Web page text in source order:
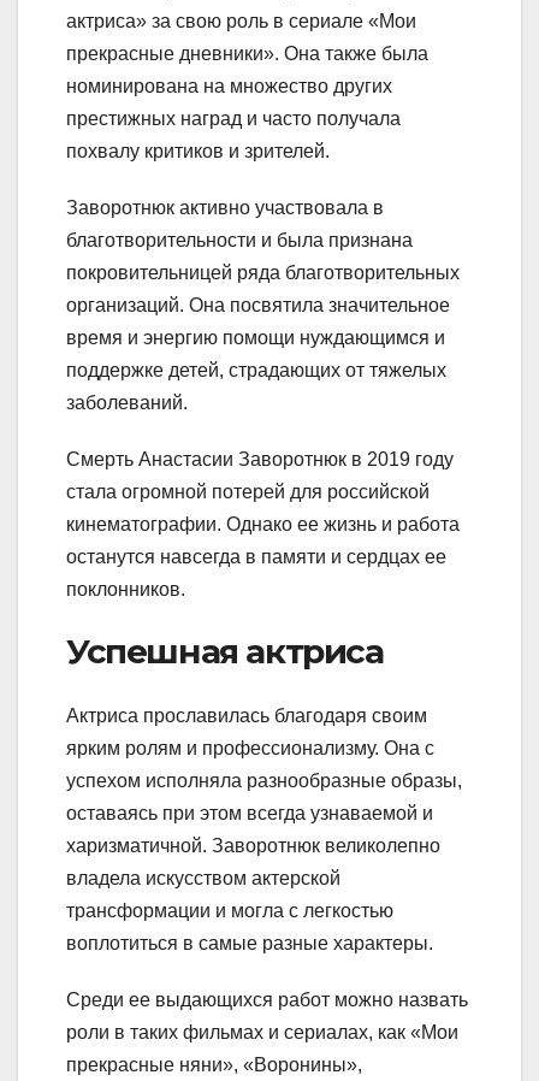
актриса» за свою роль в сериале «Мои
прекрасные дневники». Она также была
номинирована на множество других
престижных наград и часто получала
похвалу критиков и зрителей.
Заворотнюк активно участвовала в
благотворительности и была признана
покровительницей ряда благотворительных
организаций. Она посвятила значительное
время и энергию помощи нуждающимся и
поддержке детей, страдающих от тяжелых
заболеваний.
Смерть Анастасии Заворотнюк в 2019 году
стала огромной потерей для российской
кинематографии. Однако ее жизнь и работа
останутся навсегда в памяти и сердцах ее
поклонников.
Успешная актриса
Актриса прославилась благодаря своим
ярким ролям и профессионализму. Она с
успехом исполняла разнообразные образы,
оставаясь при этом всегда узнаваемой и
харизматичной. Заворотнюк великолепно
владела искусством актерской
трансформации и могла с легкостью
воплотиться в самые разные характеры.
Среди ее выдающихся работ можно назвать
роли в таких фильмах и сериалах, как «Мои
прекрасные няни», «Воронины»,